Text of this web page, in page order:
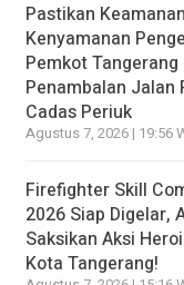
Pastikan
Kenyamanan
Pemkot Tangerang
Penambalan Jalan
Cadas Periuk
Agustus 7, 2026 | 19:56
Firefighter Skill
2026 Siap Digelar,
Saksikan Aksi
Kota Tangerang!